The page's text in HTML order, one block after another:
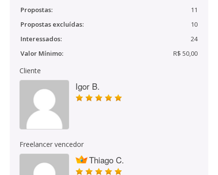
Propostas:
11
Propostas excluídas:
10
Interessados:
24
Valor Mínimo:
R$ 50,00
Cliente
Igor B.
Freelancer vencedor
Thiago C.